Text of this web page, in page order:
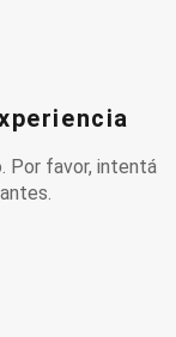
Por favor, intentá